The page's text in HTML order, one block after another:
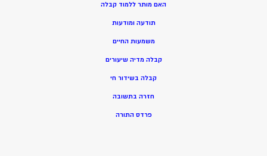
האם מותר ללמוד קבלה
תודעה ומודעות
משמעות החיים
קבלה מדיה שיעורים
קבלה בשידור חי
חזרה בתשובה
פרדס התורה